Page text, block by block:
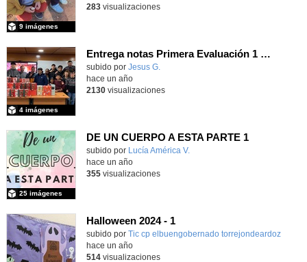
9 imágenes
283visualizaciones
Entrega notas Primera Evaluación 1 G. B.
Contenido educativo.
subido por Jesus G.
4 imágenes
hace un año
2130visualizaciones
DE UN CUERPO A ESTA PARTE 1
Contenido educativo.
subido por Lucía América V.
25 imágenes
hace un año
355visualizaciones
Halloween 2024 - 1
Contenido educativo.
subido por Tic cp elbuengobernado torrejondeardoz-
hace un año
514visualizaciones